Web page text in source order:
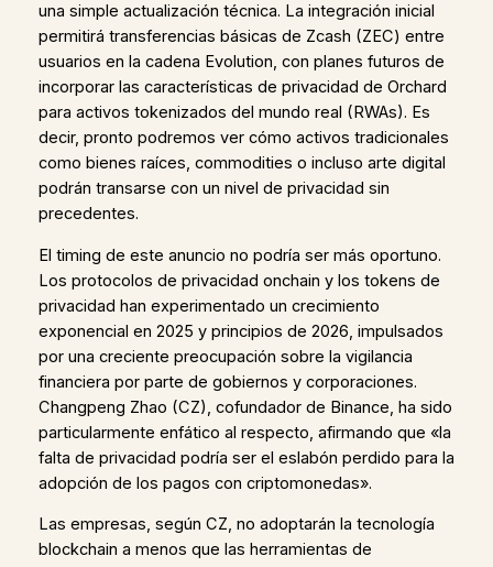
una simple actualización técnica. La integración inicial
permitirá transferencias básicas de Zcash (ZEC) entre
usuarios en la cadena Evolution, con planes futuros de
incorporar las características de privacidad de Orchard
para activos tokenizados del mundo real (RWAs). Es
decir, pronto podremos ver cómo activos tradicionales
como bienes raíces, commodities o incluso arte digital
podrán transarse con un nivel de privacidad sin
precedentes.
El timing de este anuncio no podría ser más oportuno.
Los protocolos de privacidad onchain y los tokens de
privacidad han experimentado un crecimiento
exponencial en 2025 y principios de 2026, impulsados
por una creciente preocupación sobre la vigilancia
financiera por parte de gobiernos y corporaciones.
Changpeng Zhao (CZ), cofundador de Binance, ha sido
particularmente enfático al respecto, afirmando que «la
falta de privacidad podría ser el eslabón perdido para la
adopción de los pagos con criptomonedas».
Las empresas, según CZ, no adoptarán la tecnología
blockchain a menos que las herramientas de